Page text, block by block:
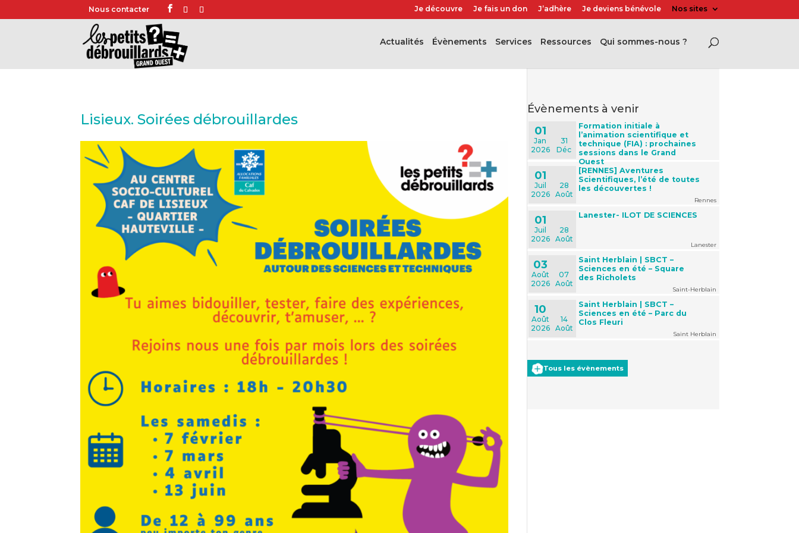
Nous contacter Je découvre Je fais un don J’adhère Je deviens bénévole Nos sites
Actualités évènements Services Ressources Qui sommes-nous ?
Lisieux. Soirées débrouillardes
évènements à venir
01
Jan
2026
31
Déc
Formation initiale à
l’animation scientifique et
technique (FIA) : prochaines
sessions dans le Grand
Ouest
01
Juil
2026
28
Août
[RENNES] Aventures
Scientifiques, l’été de toutes
les découvertes !
Rennes
01
Juil
2026
28
Août
Lanester- ILOT DE SCIENCES
Lanester
03
Août
2026
07
Août
Saint Herblain | SBCT –
Sciences en été – Square
des Richolets
Saint-Herblain
10
Août
2026
14
Août
Saint Herblain | SBCT –
Sciences en été – Parc du
Clos Fleuri
Saint Herblain
Tous les évènements